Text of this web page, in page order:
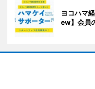
ヨコハマ
ew】会員